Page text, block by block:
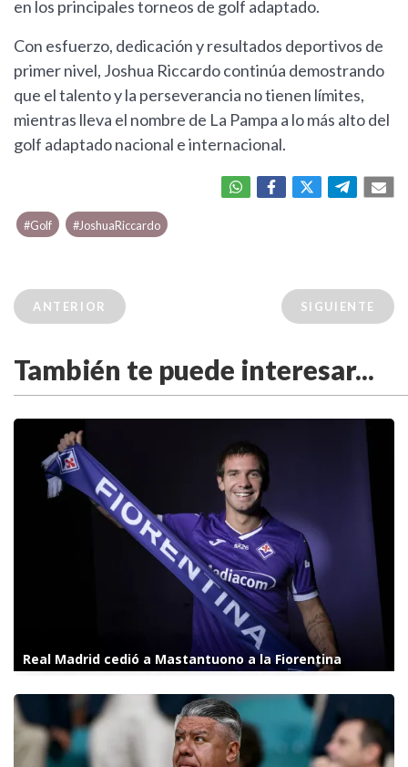
en los principales torneos de golf adaptado.
Con esfuerzo, dedicación y resultados deportivos de
primer nivel, Joshua Riccardo continúa demostrando
que el talento y la perseverancia no tienen límites,
mientras lleva el nombre de La Pampa a lo más alto del
golf adaptado nacional e internacional.
#Golf #JoshuaRiccardo
ANTERIOR SIGUIENTE
También te puede interesar...
Real Madrid cedió a Mastantuono a la Fiorentina